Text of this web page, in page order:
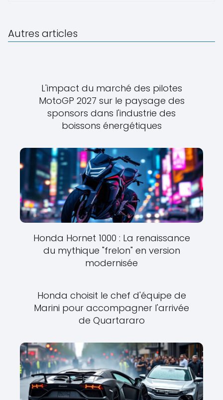
Autres articles
L'impact du marché des pilotes
MotoGP 2027 sur le paysage des
sponsors dans l'industrie des
boissons énergétiques
Honda Hornet 1000 : La renaissance
du mythique "frelon" en version
modernisée
Honda choisit le chef d'équipe de
Marini pour accompagner l'arrivée
de Quartararo